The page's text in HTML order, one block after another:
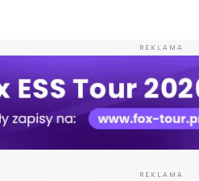
REKLAMA
REKLAMA